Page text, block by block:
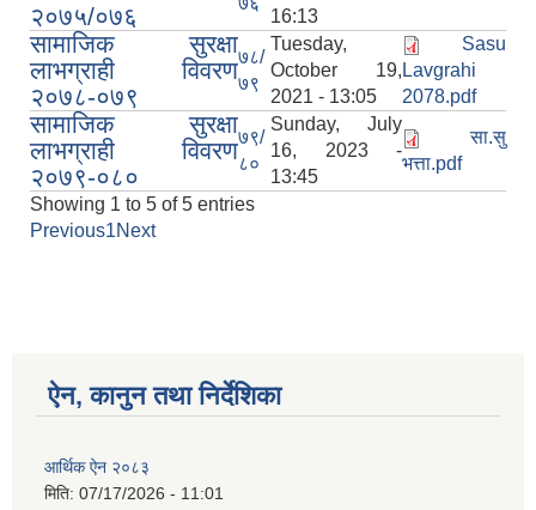
२०७५/०७६
16:13
सामाजिक सुरक्षा
लाभग्राही विवरण
२०७८-०७९
७८/
७९
Tuesday,
October 19,
2021 - 13:05
Sasu
Lavgrahi
2078.pdf
सामाजिक सुरक्षा
लाभग्राही विवरण
२०७९-०८०
७९/
८०
Sunday, July
16, 2023 -
13:45
सा.सु
भत्ता.pdf
Showing 1 to 5 of 5 entries
Previous1Next
ऐन, कानुन तथा निर्देशिका
आर्थिक ऐन २०८३
मिति: 07/17/2026 - 11:01